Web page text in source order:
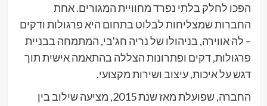
הפכו לחלק בלתי נפרד מחוויית המגורים. אחת
החברות שמצליחות לבלוט בתחום היא פרגולות ודקים
– לה אווירה, בניהולו של נריה חג'בי, המתמחה בבניית
פרגולות, דקים ופתרונות הצללה בהתאמה אישית תוך
דגש על איכות, עיצוב ושירות מקצועי.
החברה, שפועלת מאז שנת 2015, מציעה שילוב בין